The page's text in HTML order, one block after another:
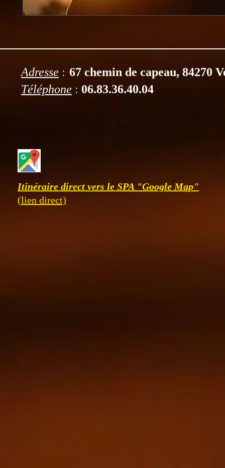
Adresse : 67 chemin de capeau, 84270
Téléphone : 06.83.36.40.04
Itinéraire direct vers le SPA "Google Map"
(lien direct)